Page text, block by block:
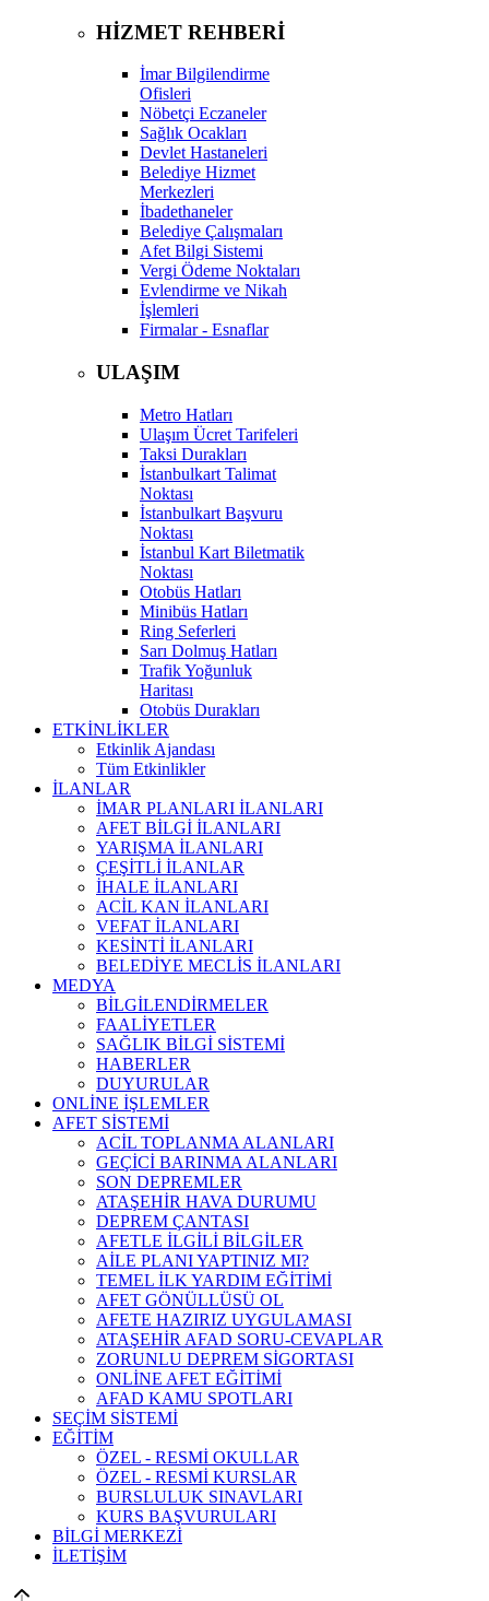
HİZMET REHBERİ
İmar Bilgilendirme
Ofisleri
Nöbetçi Eczaneler
Sağlık Ocakları
Devlet Hastaneleri
Belediye Hizmet
Merkezleri
İbadethaneler
Belediye Çalışmaları
Afet Bilgi Sistemi
Vergi Ödeme Noktaları
Evlendirme ve Nikah
İşlemleri
Firmalar - Esnaflar
ULAŞIM
Metro Hatları
Ulaşım Ücret Tarifeleri
Taksi Durakları
İstanbulkart Talimat
Noktası
İstanbulkart Başvuru
Noktası
İstanbul Kart Biletmatik
Noktası
Otobüs Hatları
Minibüs Hatları
Ring Seferleri
Sarı Dolmuş Hatları
Trafik Yoğunluk
Haritası
Otobüs Durakları
ETKİNLİKLER
Etkinlik Ajandası
Tüm Etkinlikler
İLANLAR
İMAR PLANLARI İLANLARI
AFET BİLGİ İLANLARI
YARIŞMA İLANLARI
ÇEŞİTLİ İLANLAR
İHALE İLANLARI
ACİL KAN İLANLARI
VEFAT İLANLARI
KESİNTİ İLANLARI
BELEDİYE MECLİS İLANLARI
MEDYA
BİLGİLENDİRMELER
FAALİYETLER
SAĞLIK BİLGİ SİSTEMİ
HABERLER
DUYURULAR
ONLİNE İŞLEMLER
AFET SİSTEMİ
ACİL TOPLANMA ALANLARI
GEÇİCİ BARINMA ALANLARI
SON DEPREMLER
ATAŞEHİR HAVA DURUMU
DEPREM ÇANTASI
AFETLE İLGİLİ BİLGİLER
AİLE PLANI YAPTINIZ MI?
TEMEL İLK YARDIM EĞİTİMİ
AFET GÖNÜLLÜSÜ OL
AFETE HAZIRIZ UYGULAMASI
ATAŞEHİR AFAD SORU-CEVAPLAR
ZORUNLU DEPREM SİGORTASI
ONLİNE AFET EĞİTİMİ
AFAD KAMU SPOTLARI
SEÇİM SİSTEMİ
EĞİTİM
ÖZEL - RESMİ OKULLAR
ÖZEL - RESMİ KURSLAR
BURSLULUK SINAVLARI
KURS BAŞVURULARI
BİLGİ MERKEZİ
İLETİŞİM